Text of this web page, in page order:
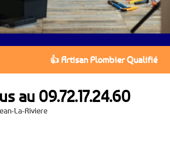
👍 Artisan Plombier Qualifié
au 09.72.17.24.60
La-Riviere